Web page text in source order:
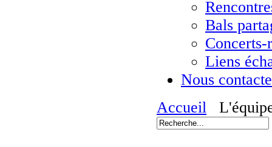
Bals
Concerts-
Liens
Nous
Accueil